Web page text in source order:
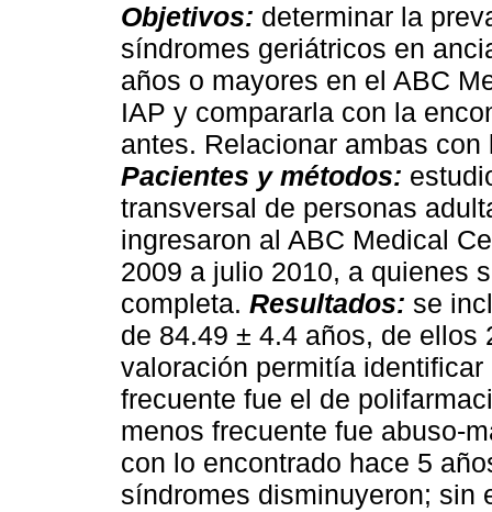
Objetivos: determinar la
síndromes geriátricos en
años o mayores en el ABC
IAP y compararla con la
antes. Relacionar ambas
Pacientes y métodos:
transversal de personas
ingresaron al ABC Medical
2009 a julio 2010, a quienes
completa. Resultados: se
de 84.49 ± 4.4 años, de ellos
valoración permitía
frecuente fue el de
menos frecuente fue abuso-
con lo encontrado hace 5
síndromes disminuyeron; sin